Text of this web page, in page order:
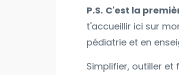
P.S. C'est la
t'accueillir ici sur
pédiatrie et en
Simplifier, outiller